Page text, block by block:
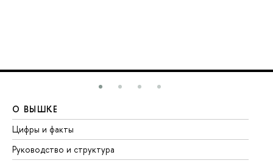
О ВЫШКЕ
Цифры и факты
Руководство и структура